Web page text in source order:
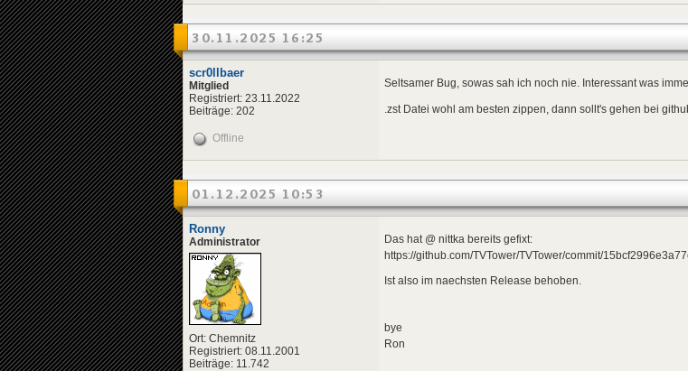
30.11.2025 16:25
scr0llbaer
Mitglied
Registriert: 23.11.2022
Beiträge: 202
Seltsamer Bug, sowas sah ich noch nie. Interessant was
.zst Datei wohl am besten zippen, dann sollt's gehen bei
Offline
01.12.2025 10:53
Ronny
Administrator
Ort: Chemnitz
Registriert: 08.11.2001
Beiträge: 11.742
Das hat @ nittka bereits gefixt:
https://github.com/TVTower/TVTower/commit/
Ist also im naechsten Release behoben.
bye
Ron